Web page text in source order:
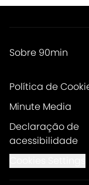
Sobre 90min
Política de
Minute Media
Declaração de
acessibilidade